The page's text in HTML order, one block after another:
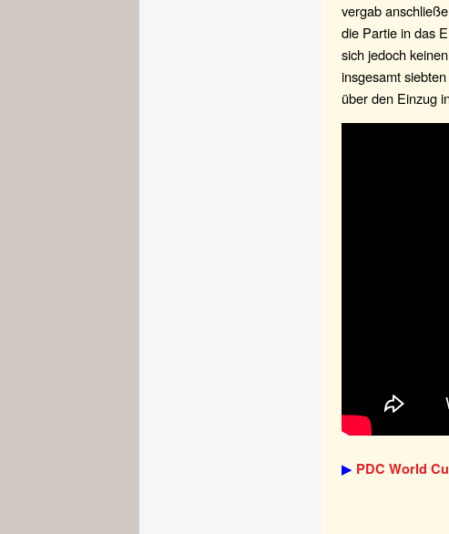
vergab
die Partie in das
sich jedoch
insgesamt
über den Einzug
▶ PDC World